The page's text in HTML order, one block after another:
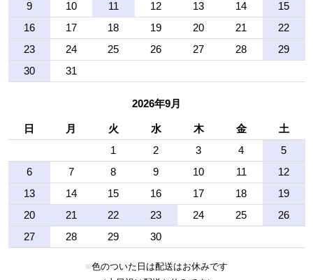
9
10 11 12 13 14
15
16
17 18 19 20 21
22
23
24 25 26 27 28
29
30
31
2026年9月
日 月 火 水 木 金
土
1
2 3 4
5
6
7 8 9 10 11
12
13
14 15 16 17 18
19
20
21 22 23 24 25
26
27
28 29 30
■色のついた日は配送はお休みです